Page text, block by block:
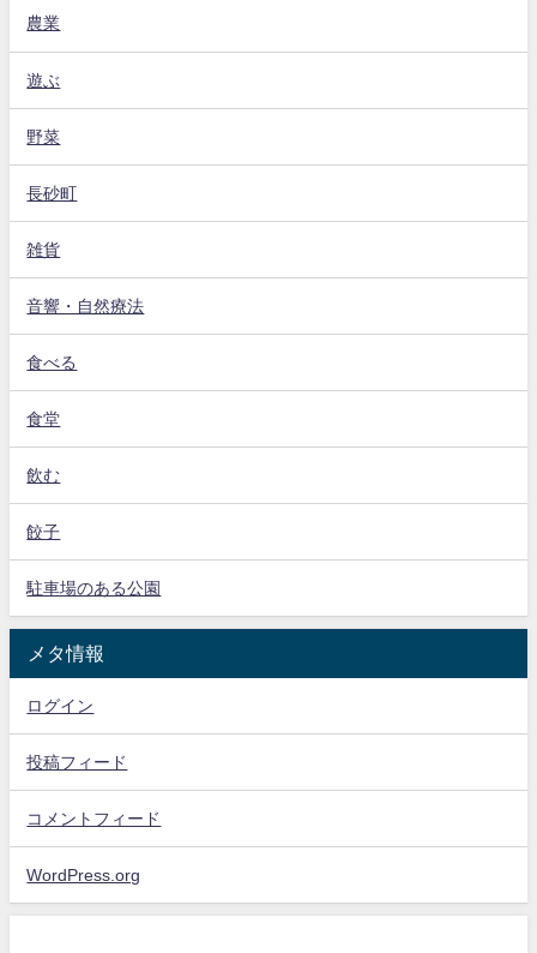
農業
遊ぶ
野菜
長砂町
雑貨
音響・自然療法
食べる
食堂
飲む
餃子
駐車場のある公園
メタ情報
ログイン
投稿フィード
コメントフィード
WordPress.org